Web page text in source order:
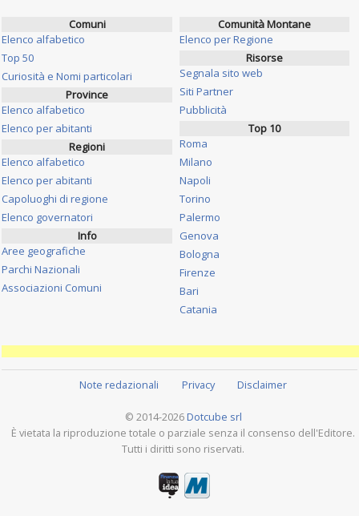
Comuni
Elenco alfabetico
Top 50
Curiosità e Nomi particolari
Province
Elenco alfabetico
Elenco per abitanti
Regioni
Elenco alfabetico
Elenco per abitanti
Capoluoghi di regione
Elenco governatori
Info
Aree geografiche
Parchi Nazionali
Associazioni Comuni
Comunità Montane
Elenco per Regione
Risorse
Segnala sito web
Siti Partner
Pubblicità
Top 10
Roma
Milano
Napoli
Torino
Palermo
Genova
Bologna
Firenze
Bari
Catania
Note redazionali Privacy Disclaimer
© 2014-2026 Dotcube srl
È vietata la riproduzione totale o parziale senza il consenso dell'Editore.
Tutti i diritti sono riservati.